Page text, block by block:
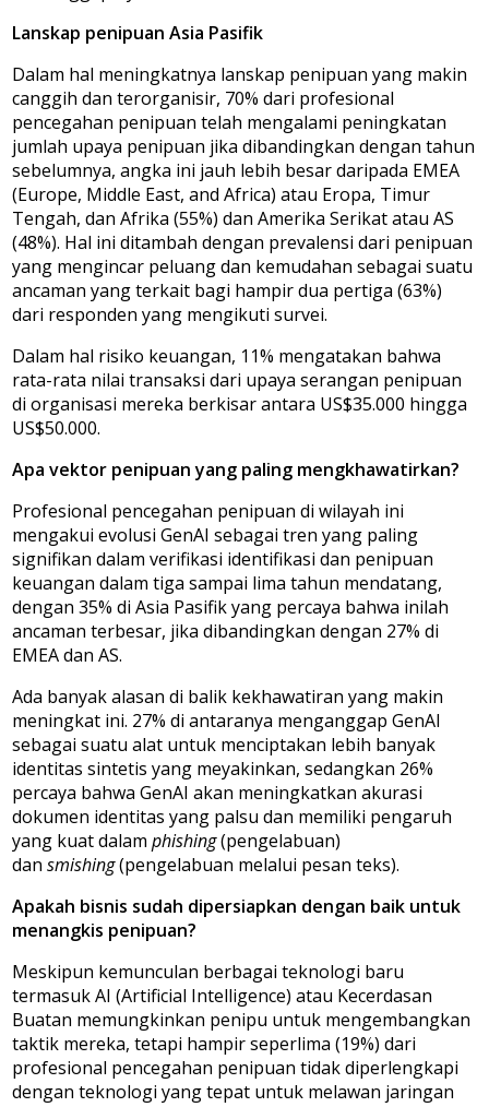
Lanskap penipuan Asia Pasifik
Dalam hal meningkatnya lanskap penipuan yang makin
canggih dan terorganisir, 70% dari profesional
pencegahan penipuan telah mengalami peningkatan
jumlah upaya penipuan jika dibandingkan dengan tahun
sebelumnya, angka ini jauh lebih besar daripada EMEA
(Europe, Middle East, and Africa) atau Eropa, Timur
Tengah, dan Afrika (55%) dan Amerika Serikat atau AS
(48%). Hal ini ditambah dengan prevalensi dari penipuan
yang mengincar peluang dan kemudahan sebagai suatu
ancaman yang terkait bagi hampir dua pertiga (63%)
dari responden yang mengikuti survei.
Dalam hal risiko keuangan, 11% mengatakan bahwa
rata-rata nilai transaksi dari upaya serangan penipuan
di organisasi mereka berkisar antara US$35.000 hingga
US$50.000.
Apa vektor penipuan yang paling mengkhawatirkan?
Profesional pencegahan penipuan di wilayah ini
mengakui evolusi GenAI sebagai tren yang paling
signifikan dalam verifikasi identifikasi dan penipuan
keuangan dalam tiga sampai lima tahun mendatang,
dengan 35% di Asia Pasifik yang percaya bahwa inilah
ancaman terbesar, jika dibandingkan dengan 27% di
EMEA dan AS.
Ada banyak alasan di balik kekhawatiran yang makin
meningkat ini. 27% di antaranya menganggap GenAI
sebagai suatu alat untuk menciptakan lebih banyak
identitas sintetis yang meyakinkan, sedangkan 26%
percaya bahwa GenAI akan meningkatkan akurasi
dokumen identitas yang palsu dan memiliki pengaruh
yang kuat dalam phishing(pengelabuan)
dan smishing(pengelabuan melalui pesan teks).
Apakah bisnis sudah dipersiapkan dengan baik untuk
menangkis penipuan?
Meskipun kemunculan berbagai teknologi baru
termasuk AI (Artificial Intelligence) atau Kecerdasan
Buatan memungkinkan penipu untuk mengembangkan
taktik mereka, tetapi hampir seperlima (19%) dari
profesional pencegahan penipuan tidak diperlengkapi
dengan teknologi yang tepat untuk melawan jaringan